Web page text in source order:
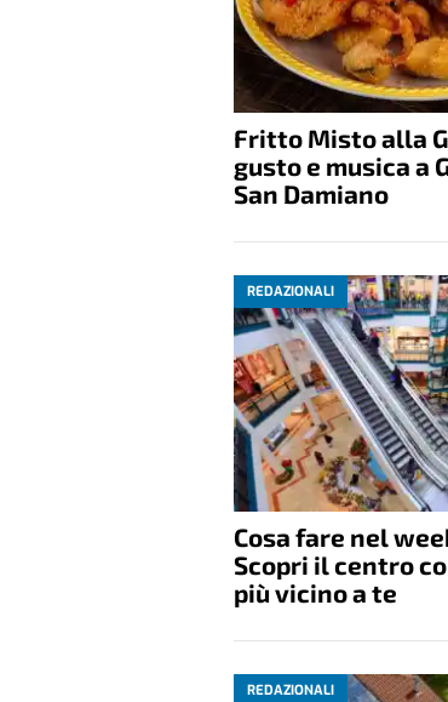
Fritto Misto alla
gusto e musica a
San Damiano
REDAZIONALI
Cosa fare nel
Scopri il centro
più vicino a te
REDAZIONALI